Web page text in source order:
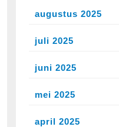
augustus 2025
juli 2025
juni 2025
mei 2025
april 2025